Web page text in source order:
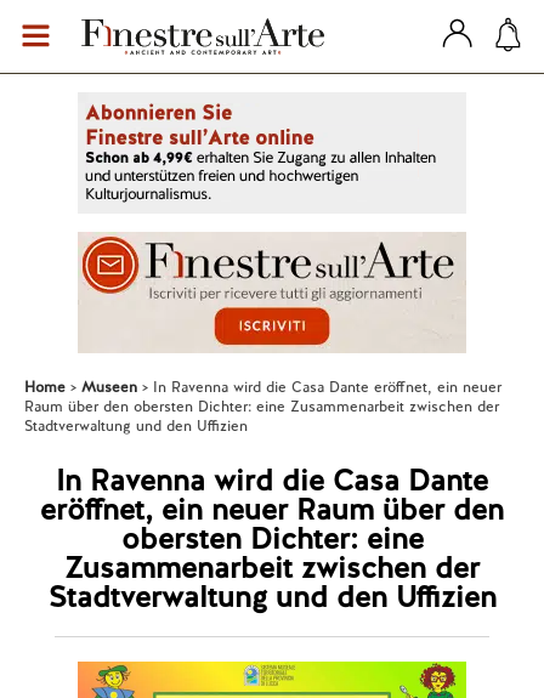
Home Museen
In Ravenna wird die Casa Dante eröffnet, ein neuer
Raum über den obersten Dichter: eine Zusammenarbeit zwischen der
Stadtverwaltung und den Uffizien
In Ravenna wird die Casa Dante
eröffnet, ein neuer Raum über den
obersten Dichter: eine
Zusammenarbeit zwischen der
Stadtverwaltung und den Uffizien